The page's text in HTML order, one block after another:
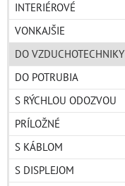
INTERIÉROVÉ
VONKAJŠIE
DO VZDUCHOTECHNIKY
DO POTRUBIA
S RÝCHLOU ODOZVOU
PRÍLOŽNÉ
S KÁBLOM
S DISPLEJOM